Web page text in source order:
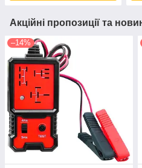
Акційні пропозиції та
–14%